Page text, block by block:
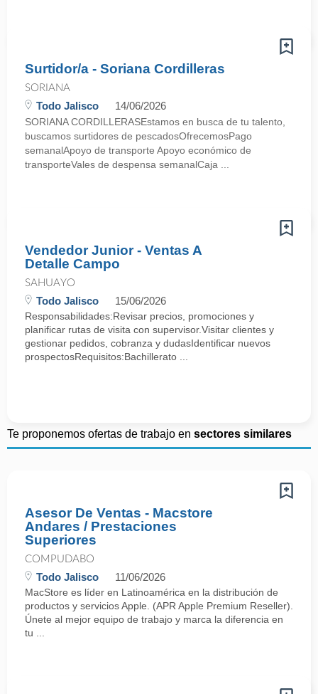
Surtidor/a - Soriana Cordilleras
SORIANA
Todo Jalisco 14/06/2026
SORIANA CORDILLERASEstamos en busca de tu talento,
buscamos surtidores de pescadosOfrecemosPago
semanalApoyo de transporte Apoyo económico de
transporteVales de despensa semanalCaja ...
Vendedor Junior - Ventas A
Detalle Campo
SAHUAYO
Todo Jalisco 15/06/2026
Responsabilidades:Revisar precios, promociones y
planificar rutas de visita con supervisor.Visitar clientes y
gestionar pedidos, cobranza y dudasIdentificar nuevos
prospectosRequisitos:Bachillerato ...
Te proponemos ofertas de trabajo en sectores similares
Asesor De Ventas - Macstore
Andares / Prestaciones
Superiores
COMPUDABO
Todo Jalisco 11/06/2026
MacStore es líder en Latinoamérica en la distribución de
productos y servicios Apple. (APR Apple Premium Reseller).
Únete al mejor equipo de trabajo y marca la diferencia en
tu ...